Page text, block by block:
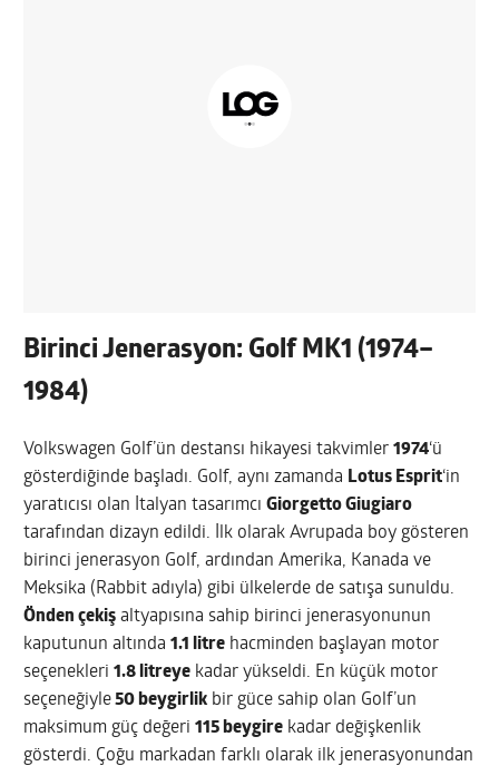
Birinci Jenerasyon: Golf MK1 (1974–
1984)
Volkswagen Golf’ün destansı hikayesi takvimler1974‘ü
gösterdiğinde başladı. Golf, aynı zamanda Lotus Esprit‘in
yaratıcısı olan İtalyan tasarımcıGiorgetto Giugiaro
tarafından dizayn edildi. İlk olarak Avrupada boy gösteren
birinci jenerasyon Golf, ardından Amerika, Kanada ve
Meksika (Rabbit adıyla) gibi ülkelerde de satışa sunuldu.
Önden çekiş altyapısına sahip birinci jenerasyonunun
kaputunun altında1.1 litre hacminden başlayan motor
seçenekleri1.8 litreye kadar yükseldi. En küçük motor
seçeneğiyle50 beygirlik bir güce sahip olan Golf’un
maksimum güç değeri115 beygire kadar değişkenlik
gösterdi. Çoğu markadan farklı olarak ilk jenerasyonundan